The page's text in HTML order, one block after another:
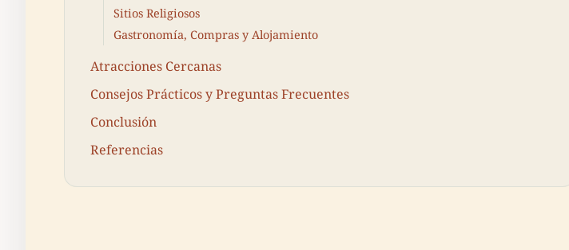
Sitios Religiosos
Gastronomía, Compras y Alojamiento
Atracciones Cercanas
Consejos Prácticos y Preguntas Frecuentes
Conclusión
Referencias